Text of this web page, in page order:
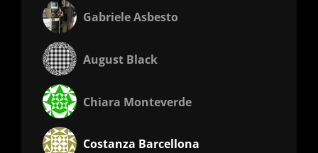
Gabriele Asbesto
August Black
Chiara Monteverde
Costanza Barcellona